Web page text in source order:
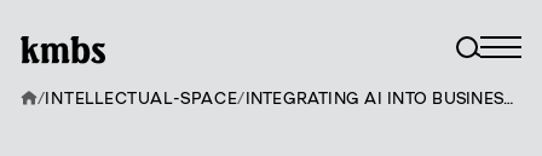
/INTELLECTUAL-SPACE/ INTEGRATING AI INTO BUSINESS PROCESSES: EUROMIX’S EXPERIENCE